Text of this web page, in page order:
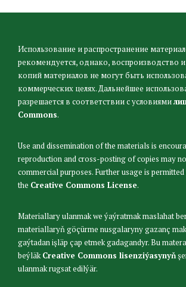
Использование и распространение
рекомендуется, однако, воспроизводство
копий материалов не могут быть
коммерческих целях. Дальнейшее
разрешается в соответствии с условиями
Commons.
Use and dissemination of the materials is
reproduction and cross-posting of copies may
commercial purposes. Further usage is
the Creative Commons License.
Materiallary ulanmak we ýaýratmak maslahat
materiallaryň göçürme nusgalaryny gazanç
gaýtadan işläp çap etmek gadagandyr. Bu
beýläkCreative Commons lisenziýasynyň
ulanmak rugsat edilýär.